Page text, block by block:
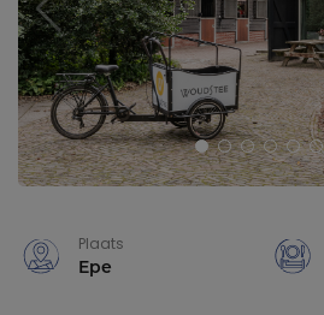
Plaats
Epe